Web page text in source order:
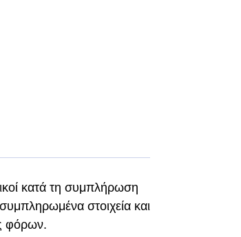
κατά τη συμπλήρωση
στοιχεία και
φόρων.